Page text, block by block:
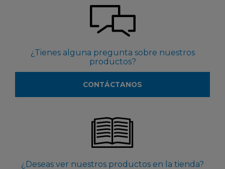
¿Tienes alguna pregunta sobre nuestros
productos?
CONTÁCTANOS
¿Deseas ver nuestros productos en la tienda?